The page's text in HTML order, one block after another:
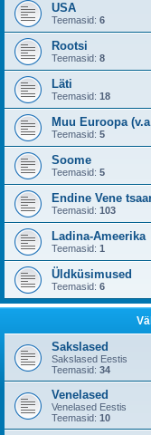
USA
Teemasid: 6
Rootsi
Teemasid: 8
Läti
Teemasid: 18
Muu Euroopa
Teemasid: 5
Soome
Teemasid: 5
Endine Vene
Teemasid: 103
Ladina-Ameerika
Teemasid: 1
Üldküsimused
Teemasid: 6
Sakslased
Sakslased Eestis
Teemasid: 34
Venelased
Venelased Eestis
Teemasid: 10